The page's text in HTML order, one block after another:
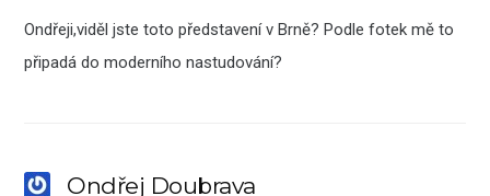
Ondřeji,viděl jste toto představení v Brně? Podle fotek mě to
připadá do moderního nastudování?
Ondřej Doubrava